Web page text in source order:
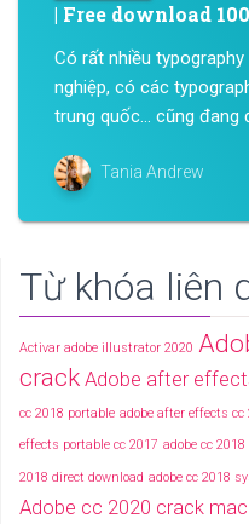
| Free download
Có rất nhiều
nghiệp, có các
trung quốc… cũng đang
Tania Andrew
Từ khóa liên
Activar adobe illustrator 2020
crack Adobe after
cc 2018 portable adobe after effects
effects portable cc 2017 adobe cc
2018 direct download adobe cc 2018
Adobe cc 2020 crack